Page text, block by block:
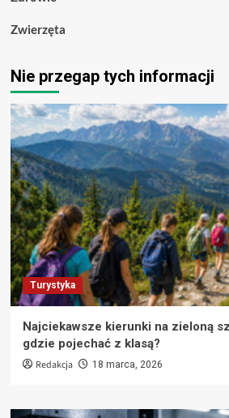
Zwierzęta
Nie przegap tych informacji
Turystyka
Najciekawsze kierunki na zieloną
gdzie pojechać z klasą?
Redakcja 18 marca, 2026